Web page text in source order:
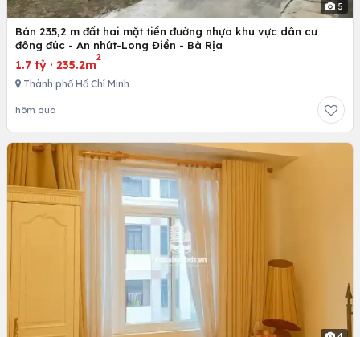
5
Bán 235,2 m đất hai mặt tiền đường nhựa khu vực dân cư
đông đúc - An nhứt-Long Điền - Bà Rịa
1.7 tỷ · 235.2m
2
Thành phố Hồ Chí Minh
hôm qua